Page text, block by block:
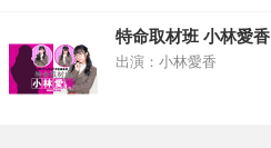
特命取材班 小林愛香
出演：小林愛香